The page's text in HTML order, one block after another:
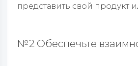
представить свой продукт
№2 Обеспечьте